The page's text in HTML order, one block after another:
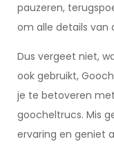
pauzeren,
om alle details van
Dus vergeet niet,
ook gebruikt,
je te betoveren
goocheltrucs. Mis
ervaring en geniet